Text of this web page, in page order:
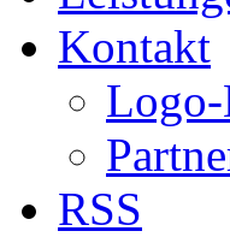
Kontakt
RSS